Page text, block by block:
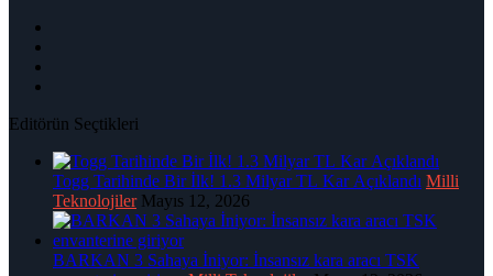
Editörün Seçtikleri
Togg Tarihinde Bir İlk! 1.3 Milyar TL Kar Açıklandı Milli
Teknolojiler Mayıs 12, 2026
BARKAN 3 Sahaya İniyor: İnsansız kara aracı TSK